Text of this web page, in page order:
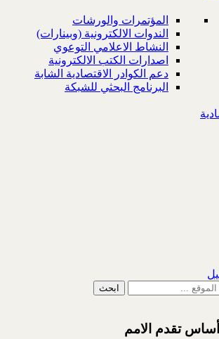
المؤتمرات والورشات
الندوات الالكترونية (وبينارات)
النشاط الاعلامي التوعوي
اصدارات الكتب الالكترونية
دعم الكوادر الاقتصادية الشابة
البرنامج البحثي للشبكة
أساس تقدم الامم